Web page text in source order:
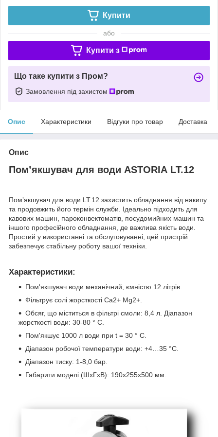
Купити
або
Купити з
Що таке купити з Пром?
Замовлення під захистом
Опис Характеристики Відгуки про товар Доставка
Опис
Помʼякшувач для води ASTORIA LT.12
Помʼякшувач для води LT.12 захистить обладнання від накипу
та продовжить його термін служби. Ідеально підходить для
кавових машин, пароконвектоматів, посудомийних машин та
іншого професійного обладнання, де важлива якість води.
Простий у використанні та обслуговуванні, цей пристрій
забезпечує стабільну роботу вашої техніки.
Характеристики:
Пом'якшувач води механічний, ємністю 12 літрів.
Фільтрує солі жорсткості Ca2+ Mg2+.
Обсяг, що міститься в фільтрі смоли: 8,4 л. Діапазон
жорсткості води: 30-80 ° С.
Пом'якшує 1000 л води при t = 30 ° С.
Діапазон робочої температури води: +4…35 °C.
Діапазон тиску: 1-8,0 бар.
Габарити моделі (ШхГхВ): 190х255х500 мм.